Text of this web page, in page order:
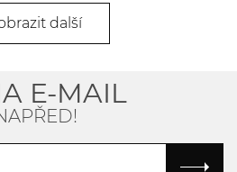
další
E-MAIL